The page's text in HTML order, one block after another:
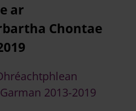
ar
Chontae
2013-2019